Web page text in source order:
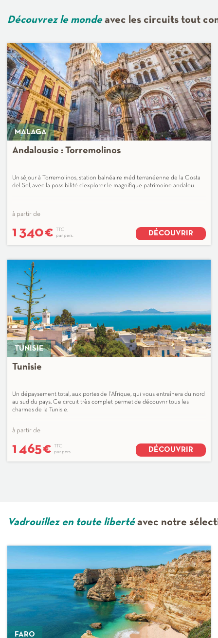
Découvrez le monde avec les circuits tout
MALAGA
Andalousie : Torremolinos
Un séjour à Torremolinos, station balnéaire méditerranéenne de la Costa
del Sol, avec la possibilité d'explorer le magnifique patrimoine andalou.
à partir de
1 340€
TTC
par pers.
DÉCOUVRIR
TUNISIE
Tunisie
Un dépaysement total, aux portes de l'Afrique, qui vous entraînera du nord
au sud du pays. Ce circuit très complet permet de découvrir tous les
charmes de la Tunisie.
à partir de
1 465€
TTC
par pers.
DÉCOUVRIR
Vadrouillez en toute liberté avec notre
FARO